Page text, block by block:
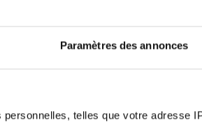
Paramètres des annonces
telles que votre adresse
Wolf Hervé